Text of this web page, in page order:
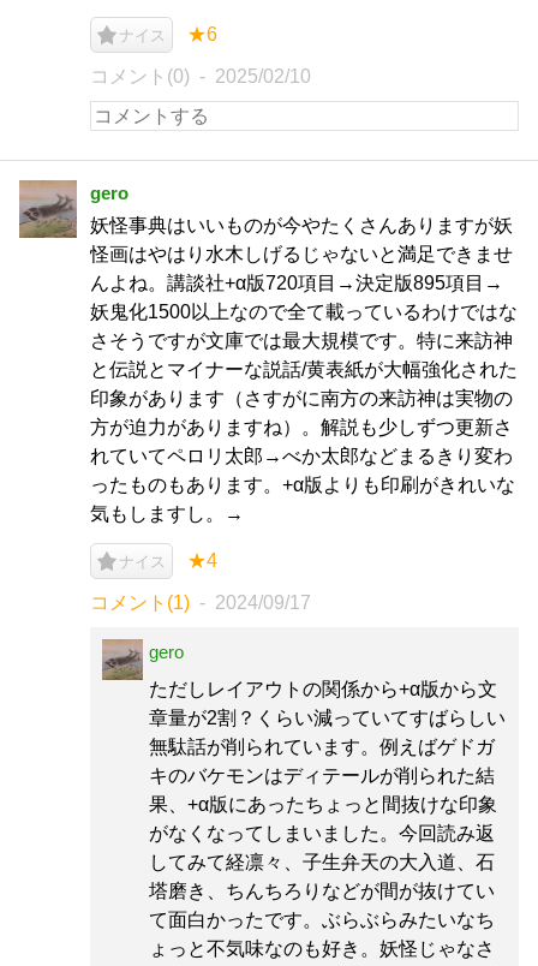
ナイス ★6
コメント(0) 2025/02/10
gero
妖怪事典はいいものが今やたくさんありますが妖
怪画はやはり水木しげるじゃないと満足できませ
んよね。講談社+α版720項目→決定版895項目→
妖鬼化1500以上なので全て載っているわけではな
さそうですが文庫では最大規模です。特に来訪神
と伝説とマイナーな説話/黄表紙が大幅強化された
印象があります（さすがに南方の来訪神は実物の
方が迫力がありますね）。解説も少しずつ更新さ
れていてペロリ太郎→べか太郎などまるきり変わ
ったものもあります。+α版よりも印刷がきれいな
気もしますし。→
ナイス ★4
コメント(1) 2024/09/17
gero
ただしレイアウトの関係から+α版から文
章量が2割？くらい減っていてすばらしい
無駄話が削られています。例えばゲドガ
キのバケモンはディテールが削られた結
果、+α版にあったちょっと間抜けな印象
がなくなってしまいました。今回読み返
してみて経凛々、子生弁天の大入道、石
塔磨き、ちんちろりなどが間が抜けてい
て面白かったです。ぶらぶらみたいなち
ょっと不気味なのも好き。妖怪じゃなさ